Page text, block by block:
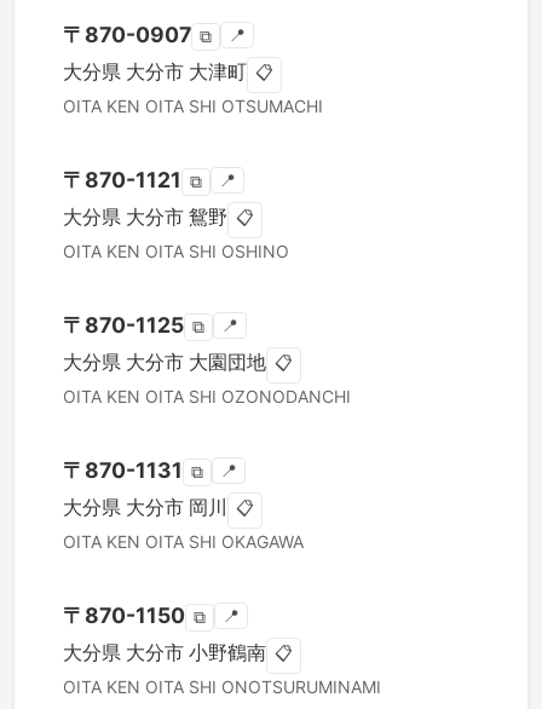
〒 870-0907 ⧉ 📍
大分県 大分市 大津町 📋
OITA KEN OITA SHI OTSUMACHI
〒 870-1121 ⧉ 📍
大分県 大分市 鴛野 📋
OITA KEN OITA SHI OSHINO
〒 870-1125 ⧉ 📍
大分県 大分市 大園団地 📋
OITA KEN OITA SHI OZONODANCHI
〒 870-1131 ⧉ 📍
大分県 大分市 岡川 📋
OITA KEN OITA SHI OKAGAWA
〒 870-1150 ⧉ 📍
大分県 大分市 小野鶴南 📋
OITA KEN OITA SHI ONOTSURUMINAMI